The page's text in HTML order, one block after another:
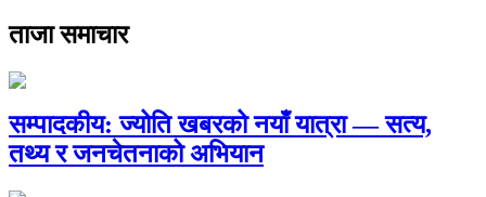
ताजा समाचार
सम्पादकीय: ज्योति खबरको नयाँ यात्रा — सत्य,
तथ्य र जनचेतनाको अभियान